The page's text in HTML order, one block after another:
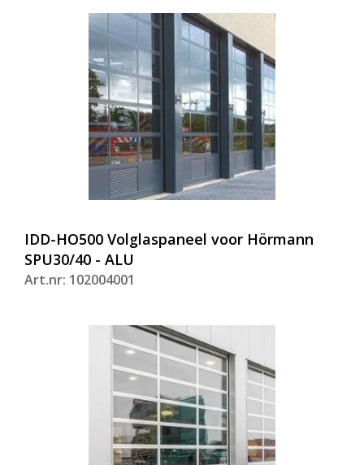
IDD-HO500 Volglaspaneel voor Hörmann
SPU30/40 - ALU
Art.nr: 102004001